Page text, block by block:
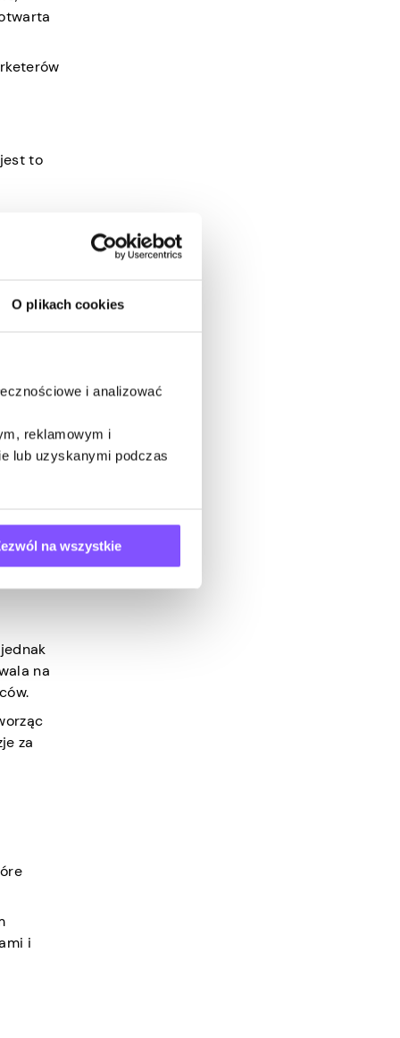
O plikach cookies
i analizować
reklamowym i
lub uzyskanymi podczas
na wszystkie
to
i
na
za
i